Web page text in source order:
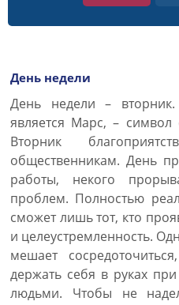
День недели
День недели – вторник.
является Марс, – символ
Вторник
общественникам. День
работы, некого
проблем. Полностью
сможет лишь тот, кто
и целеустремленность.
мешает
держать себя в руках
людьми. Чтобы не